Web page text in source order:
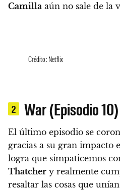
Camilla aún no sale de la
Crédito: Netflix
2 War (Episodio 10)
El último episodio se
gracias a su gran impacto
logra que simpaticemos
Thatcher y realmente
resaltar las cosas que